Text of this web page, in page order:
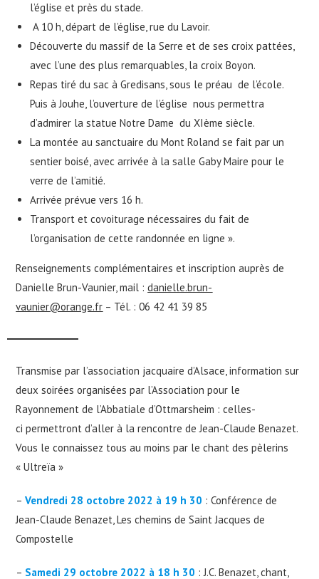
l’église et près du stade.
A 10 h, départ de l’église, rue du Lavoir.
Découverte du massif de la Serre et de ses croix pattées,
avec l’une des plus remarquables, la croix Boyon.
Repas tiré du sac à Gredisans, sous le préau de l’école.
Puis à Jouhe, l’ouverture de l’église nous permettra
d’admirer la statue Notre Dame du XIème siècle.
La montée au sanctuaire du Mont Roland se fait par un
sentier boisé, avec arrivée à la salle Gaby Maire pour le
verre de l’amitié.
Arrivée prévue vers 16 h.
Transport et covoiturage nécessaires du fait de
l’organisation de cette randonnée en ligne ».
Renseignements complémentaires et inscription auprès de
Danielle Brun-Vaunier, mail :danielle.brun-
vaunier@orange.fr – Tél. : 06 42 41 39 85
Transmise par l’association jacquaire d’Alsace, information sur
deux soirées organisées par l’Association pour le
Rayonnement de l’Abbatiale d’Ottmarsheim : celles-
ci permettront d’aller à la rencontre de Jean-Claude Benazet.
Vous le connaissez tous au moins par le chant des pèlerins
« Ultreïa »
–Vendredi 28 octobre 2022 à 19 h 30 : Conférence de
Jean-Claude Benazet, Les chemins de Saint Jacques de
Compostelle
– Samedi 29 octobre 2022 à 18 h 30 : J.C. Benazet, chant,